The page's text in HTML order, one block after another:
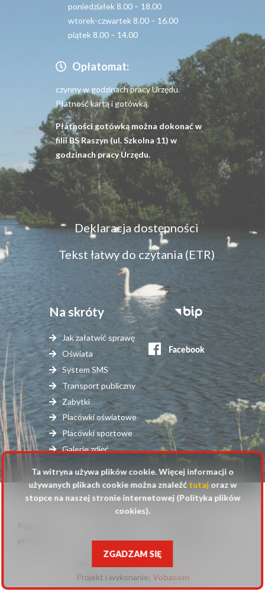
poniedziałek 8.00 – 18.00
wtorek-czwartek 8.00 – 16.00
piątek 8.00 – 14.00
Opłatomat:
czynny w godzinach pracy Urzędu.
Płatność kartą i gotówką.
Płatności gotówką można dokonać w
filii BS Raszyn (ul. Szkolna 11) w
godzinach pracy Urzędu.
Menu
dostępność
Deklaracja dostępności
Tekst łatwy do czytania (ETR)
Na skróty
Jak załatwić sprawę
Oświata
System SMS
Transport publiczny
Zabytki
Placówki oświatowe
Placówki sportowe
Galerie zdjęć
Stopka
serwisy
zewnętrzne
© 2025 Urząd Gminy Raszyn
Stopka
Polityka
prywatności
strony
cookies
Projekt i wykonanie: Will
open
Vobacom
Ta witryna używa plików cookie. Więcej informacji o
używanych plikach cookie można znaleźć tutajoraz w
stopce na naszej stronie internetowej (Polityka plików
cookies).
ZGADZAM SIĘ